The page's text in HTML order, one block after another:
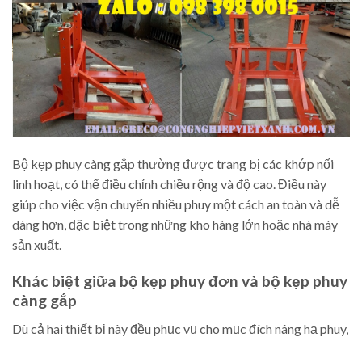
Bộ kẹp phuy càng gắp thường được trang bị các khớp nối
linh hoạt, có thể điều chỉnh chiều rộng và độ cao. Điều này
giúp cho việc vận chuyển nhiều phuy một cách an toàn và dễ
dàng hơn, đặc biệt trong những kho hàng lớn hoặc nhà máy
sản xuất.
Khác biệt giữa bộ kẹp phuy đơn và bộ kẹp phuy
càng gắp
Dù cả hai thiết bị này đều phục vụ cho mục đích nâng hạ phuy,